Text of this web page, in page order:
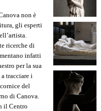
non è
gli esperti
ricerche di
infatti
per la sua
tracciare i
del
di Canova.
il Centro